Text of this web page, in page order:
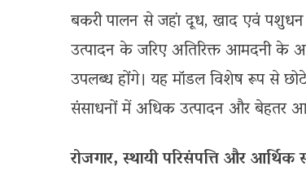
बकरी पालन से जहां दूध, खाद एवं पशुधन
उत्पादन के जरिए अतिरिक्त आमदनी के
उपलब्ध होंगे। यह मॉडल विशेष रूप से
संसाधनों में अधिक उत्पादन और बेहतर
रोजगार, स्थायी परिसंपत्ति और